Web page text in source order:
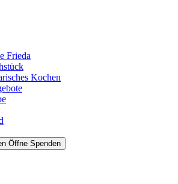
Frieda
Kochen
Öffne Spenden